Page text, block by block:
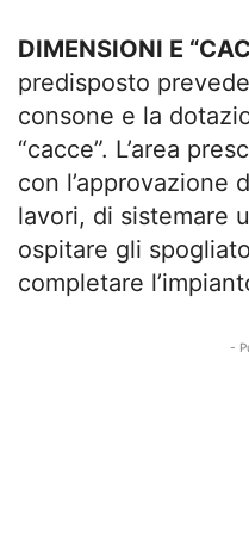
DIMENSIONI E
predisposto
consone e la
“cacce”. L’area
con l’approvazione
lavori, di sistemare
ospitare gli
completare
-